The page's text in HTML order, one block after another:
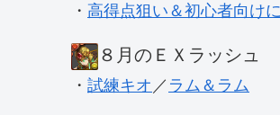
・ 高得点狙い＆初心者向け
８月のＥＸラッシュ
・ 試練キオ ／ ラム＆ラム